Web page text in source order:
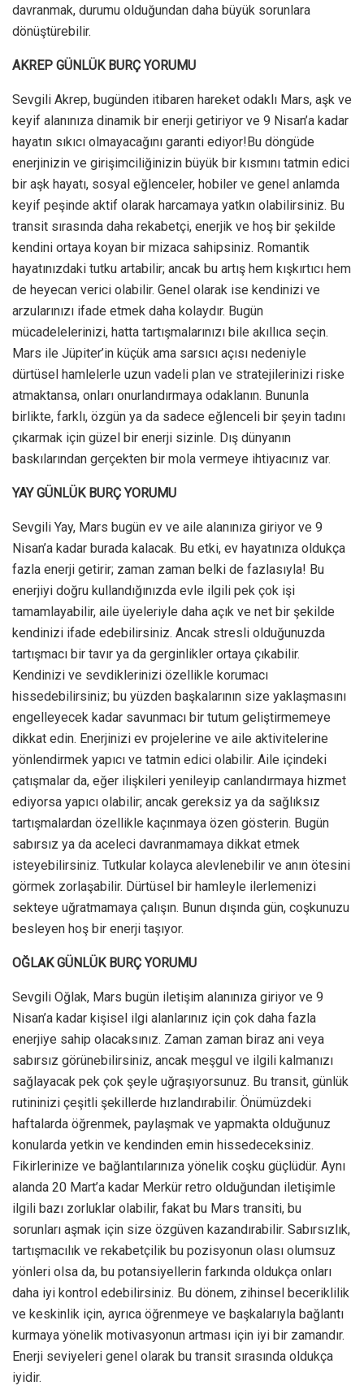
davranmak, durumu olduğundan daha büyük sorunlara
dönüştürebilir.
AKREP GÜNLÜK BURÇ YORUMU
Sevgili Akrep, bugünden itibaren hareket odaklı Mars, aşk ve
keyif alanınıza dinamik bir enerji getiriyor ve 9 Nisan’a kadar
hayatın sıkıcı olmayacağını garanti ediyor!Bu döngüde
enerjinizin ve girişimciliğinizin büyük bir kısmını tatmin edici
bir aşk hayatı, sosyal eğlenceler, hobiler ve genel anlamda
keyif peşinde aktif olarak harcamaya yatkın olabilirsiniz. Bu
transit sırasında daha rekabetçi, enerjik ve hoş bir şekilde
kendini ortaya koyan bir mizaca sahipsiniz. Romantik
hayatınızdaki tutku artabilir; ancak bu artış hem kışkırtıcı hem
de heyecan verici olabilir. Genel olarak ise kendinizi ve
arzularınızı ifade etmek daha kolaydır. Bugün
mücadelelerinizi, hatta tartışmalarınızı bile akıllıca seçin.
Mars ile Jüpiter’in küçük ama sarsıcı açısı nedeniyle
dürtüsel hamlelerle uzun vadeli plan ve stratejilerinizi riske
atmaktansa, onları onurlandırmaya odaklanın. Bununla
birlikte, farklı, özgün ya da sadece eğlenceli bir şeyin tadını
çıkarmak için güzel bir enerji sizinle. Dış dünyanın
baskılarından gerçekten bir mola vermeye ihtiyacınız var.
YAY GÜNLÜK BURÇ YORUMU
Sevgili Yay, Mars bugün ev ve aile alanınıza giriyor ve 9
Nisan’a kadar burada kalacak. Bu etki, ev hayatınıza oldukça
fazla enerji getirir; zaman zaman belki de fazlasıyla! Bu
enerjiyi doğru kullandığınızda evle ilgili pek çok işi
tamamlayabilir, aile üyeleriyle daha açık ve net bir şekilde
kendinizi ifade edebilirsiniz. Ancak stresli olduğunuzda
tartışmacı bir tavır ya da gerginlikler ortaya çıkabilir.
Kendinizi ve sevdiklerinizi özellikle korumacı
hissedebilirsiniz; bu yüzden başkalarının size yaklaşmasını
engelleyecek kadar savunmacı bir tutum geliştirmemeye
dikkat edin. Enerjinizi ev projelerine ve aile aktivitelerine
yönlendirmek yapıcı ve tatmin edici olabilir. Aile içindeki
çatışmalar da, eğer ilişkileri yenileyip canlandırmaya hizmet
ediyorsa yapıcı olabilir; ancak gereksiz ya da sağlıksız
tartışmalardan özellikle kaçınmaya özen gösterin. Bugün
sabırsız ya da aceleci davranmamaya dikkat etmek
isteyebilirsiniz. Tutkular kolayca alevlenebilir ve anın ötesini
görmek zorlaşabilir. Dürtüsel bir hamleyle ilerlemenizi
sekteye uğratmamaya çalışın. Bunun dışında gün, coşkunuzu
besleyen hoş bir enerji taşıyor.
OĞLAK GÜNLÜK BURÇ YORUMU
Sevgili Oğlak, Mars bugün iletişim alanınıza giriyor ve 9
Nisan’a kadar kişisel ilgi alanlarınız için çok daha fazla
enerjiye sahip olacaksınız. Zaman zaman biraz ani veya
sabırsız görünebilirsiniz, ancak meşgul ve ilgili kalmanızı
sağlayacak pek çok şeyle uğraşıyorsunuz. Bu transit, günlük
rutininizi çeşitli şekillerde hızlandırabilir. Önümüzdeki
haftalarda öğrenmek, paylaşmak ve yapmakta olduğunuz
konularda yetkin ve kendinden emin hissedeceksiniz.
Fikirlerinize ve bağlantılarınıza yönelik coşku güçlüdür. Aynı
alanda 20 Mart’a kadar Merkür retro olduğundan iletişimle
ilgili bazı zorluklar olabilir, fakat bu Mars transiti, bu
sorunları aşmak için size özgüven kazandırabilir. Sabırsızlık,
tartışmacılık ve rekabetçilik bu pozisyonun olası olumsuz
yönleri olsa da, bu potansiyellerin farkında oldukça onları
daha iyi kontrol edebilirsiniz. Bu dönem, zihinsel beceriklilik
ve keskinlik için, ayrıca öğrenmeye ve başkalarıyla bağlantı
kurmaya yönelik motivasyonun artması için iyi bir zamandır.
Enerji seviyeleri genel olarak bu transit sırasında oldukça
iyidir.